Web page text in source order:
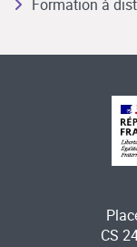
Formation à
CS